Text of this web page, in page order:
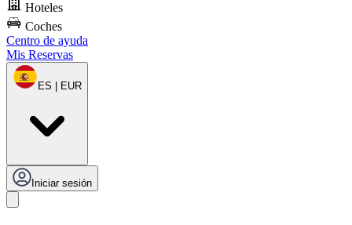
Hoteles
Coches
Centro de ayuda
Mis Reservas
ES | EUR
Iniciar sesión